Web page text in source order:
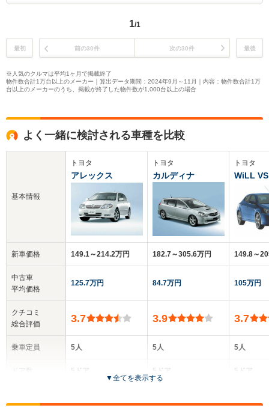
1/1
最初 前の30件 次の30件 最後
※人気のクルマは平均1ヶ月で掲載終了
物件数合計1万台以上のメーカー｜算出データ期間：2024年9月～11月｜内容：物件数合計1万
台以上のメーカーのうち、掲載が終了した物件数が1,000台以上の場合
よく一緒に検討される車種を比較
基本情報
新車価格
中古車
平均価格
クチコミ
総合評価
乗車定員
トヨタ
アレックス
149.1～214.2万円
125.7万円
3.7
5人
5ドア
全高
トヨタ
カルディナ
182.7～305.6万円
84.7万円
3.9
5人
5ドア
全高
トヨタ
WiLL VS
149.8～
105万円
3.7
5人
5ドア
全高
▼全てを表示する